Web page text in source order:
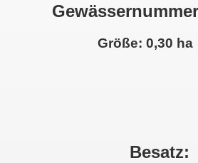
Größe: 0,30
Besatz: